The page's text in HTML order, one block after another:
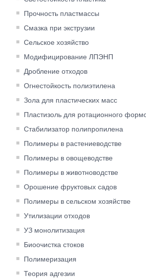
Прочность пластмассы
Смазка при экструзии
Сельское хозяйство
Модифицирование ЛПЭНП
Дробление отходов
Огнестойкость полиэтилена
Зола для пластических масс
Пластизоль для ротационного
Cтабилизатор полипропилена
Полимеры в растениеводстве
Полимеры в овощеводстве
Полимеры в животноводстве
Орошение фруктовых садов
Полимеры в сельском хозяйстве
Утилизации отходов
УЗ монолитизация
Биоочистка стоков
Полимеризация
Теория адгезии